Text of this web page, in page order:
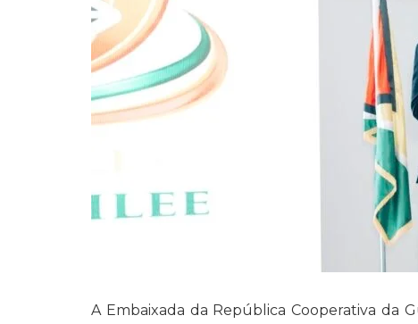
A Embaixada da República Cooperativa da